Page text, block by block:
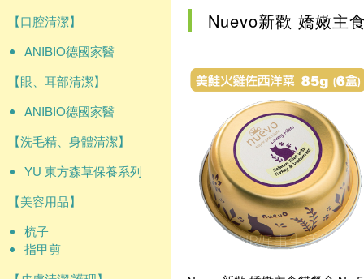
【口腔清潔】
ANIBIO德國家醫
【眼、耳部清潔】
ANIBIO德國家醫
【洗毛精、身體清潔】
YU 東方森草保養系列
【美容用品】
梳子
指甲剪
Nuevo新歡 嬌嫩主